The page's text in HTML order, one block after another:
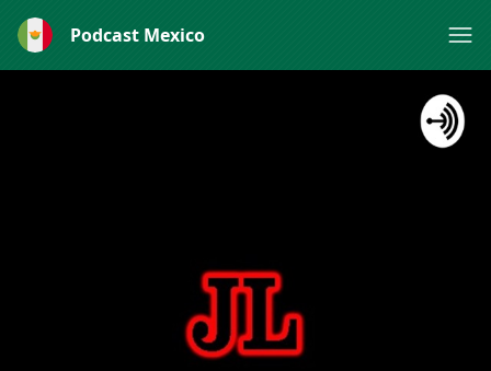
Podcast Mexico